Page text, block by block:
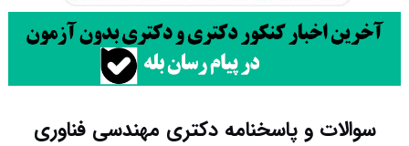
سوالات و پاسخنامه دکتری مهندسی فناوری